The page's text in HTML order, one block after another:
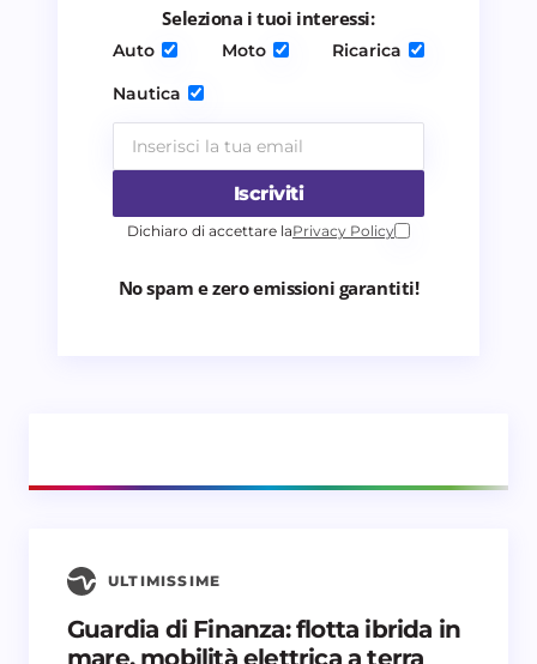
Invia commento
Seleziona i tuoi interessi:
Auto Moto
Ricarica
Nautica
Iscriviti
Dichiaro di accettare laPrivacy Policy
No spam e zero emissioni garantiti!
ULTIMISSIME
Guardia di Finanza: flotta ibrida in
mare, mobilità elettrica a terra